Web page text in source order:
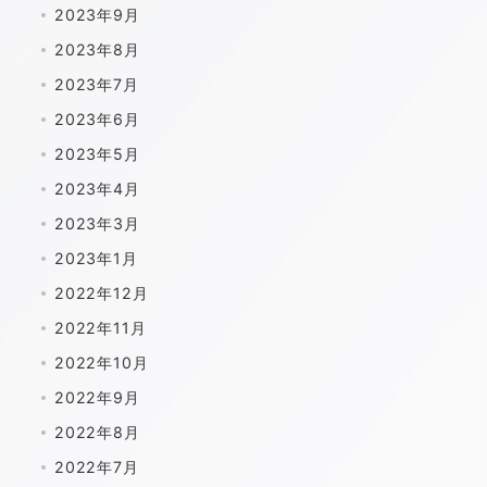
2023年9月
2023年8月
2023年7月
2023年6月
2023年5月
2023年4月
2023年3月
2023年1月
2022年12月
2022年11月
2022年10月
2022年9月
2022年8月
2022年7月